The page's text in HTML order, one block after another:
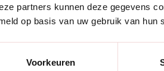
partners kunnen deze gegevens
op basis van uw gebruik van hun
Voorkeuren
de behoefte van je
ook licht genoeg om